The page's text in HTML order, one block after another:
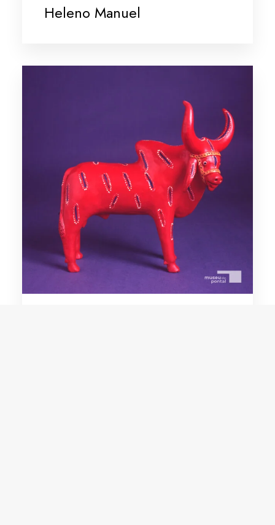
Heleno Manuel